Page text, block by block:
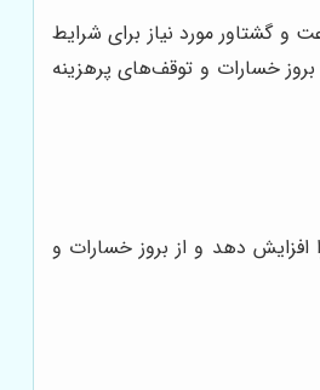
و گشتاور مورد نیاز برای شرایط
خسارات و توقف‌های پرهزینه
افزایش دهد و از بروز خسارات و